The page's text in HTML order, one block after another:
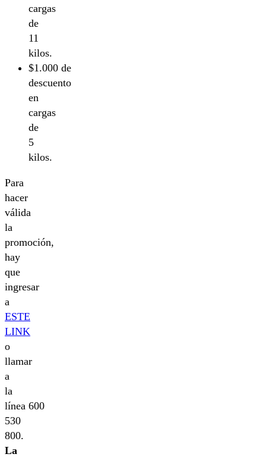
cargas
de
11
kilos.
$1.000 de
descuento
en
cargas
de
5
kilos.
Para
hacer
válida
la
promoción,
hay
que
ingresar
a
ESTE
LINK
o
llamar
a
la
línea 600
530
800.
La